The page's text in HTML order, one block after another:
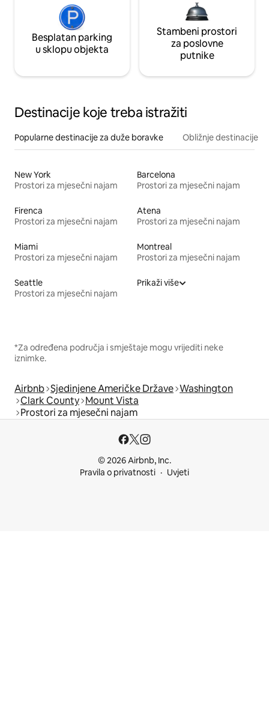
Besplatan parking
u sklopu objekta
Stambeni prostori
za poslovne
putnike
Destinacije koje treba istražiti
Popularne destinacije za duže boravke Obližnje destinacije
New York
Prostori za mjesečni najam
Barcelona
Prostori za mjesečni najam
Firenca
Prostori za mjesečni najam
Atena
Prostori za mjesečni najam
Miami
Prostori za mjesečni najam
Montreal
Prostori za mjesečni najam
Seattle
Prostori za mjesečni najam
Prikaži više
*Za određena područja i smještaje mogu vrijediti neke
iznimke.
Airbnb Sjedinjene Američke Države Washington
Clark County Mount Vista
Prostori za mjesečni najam
© 2026 Airbnb, Inc.
Pravila o privatnosti
Uvjeti